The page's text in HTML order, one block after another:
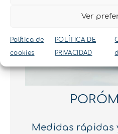
Ver
Política de
cookies
POLÍTICA DE
PRIVACIDAD
Medidas rápidas